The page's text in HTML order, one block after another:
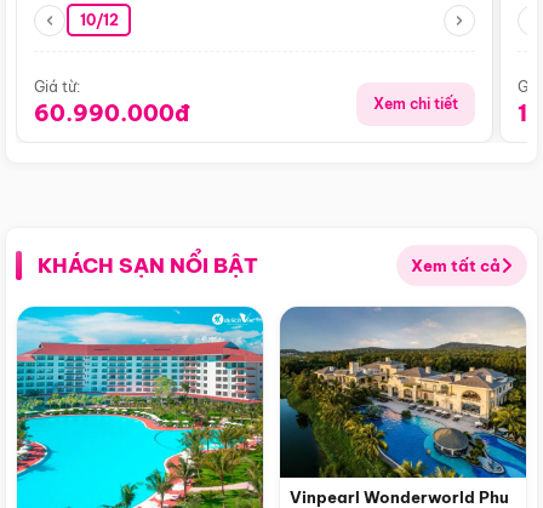
10/12
Giá từ:
60.990.000đ Xem chi tiết
KHÁCH SẠN NỔI BẬT Xem tất cả
Vinpearl Wonderworld Phu